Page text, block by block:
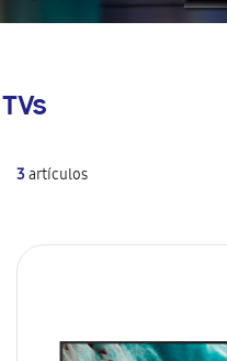
TVs
3artículos